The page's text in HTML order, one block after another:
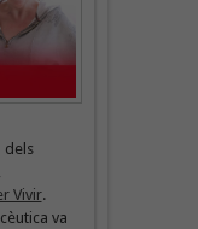
dels
Vivir.
va